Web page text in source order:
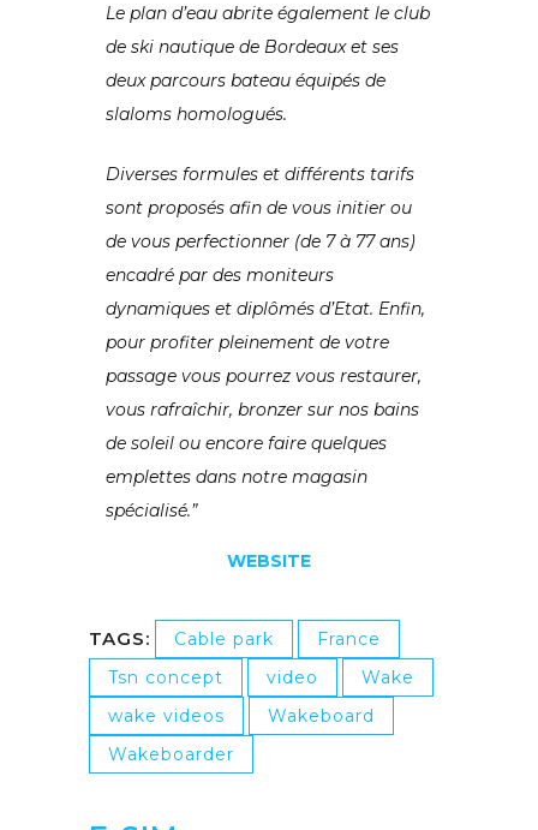
Le plan d’eau abrite également le club
de ski nautique de Bordeaux et ses
deux parcours bateau équipés de
slaloms homologués.
Diverses formules et différents tarifs
sont proposés afin de vous initier ou
de vous perfectionner (de 7 à 77 ans)
encadré par des moniteurs
dynamiques et diplômés d’Etat. Enfin,
pour profiter pleinement de votre
passage vous pourrez vous restaurer,
vous rafraîchir, bronzer sur nos bains
de soleil ou encore faire quelques
emplettes dans notre magasin
spécialisé.”
WEBSITE
TAGS: Cable park
France
Tsn concept
video
Wake
wake videos
Wakeboard
Wakeboarder